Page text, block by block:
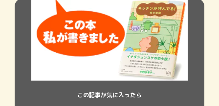
この記事が気に入ったら